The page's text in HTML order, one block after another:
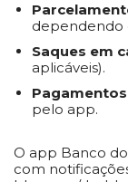
dependendo
Saques em
aplicáveis).
pelo app.
O app Banco
com